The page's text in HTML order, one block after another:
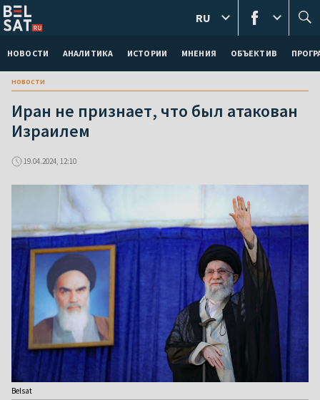
НОВОСТИ АНАЛИТИКА ИСТОРИИ МНЕНИЯ ОБЪЕКТИВ
RU
новости
Иран не признает, что был атакован
Израилем
19.04.2024, 12:10
Belsat